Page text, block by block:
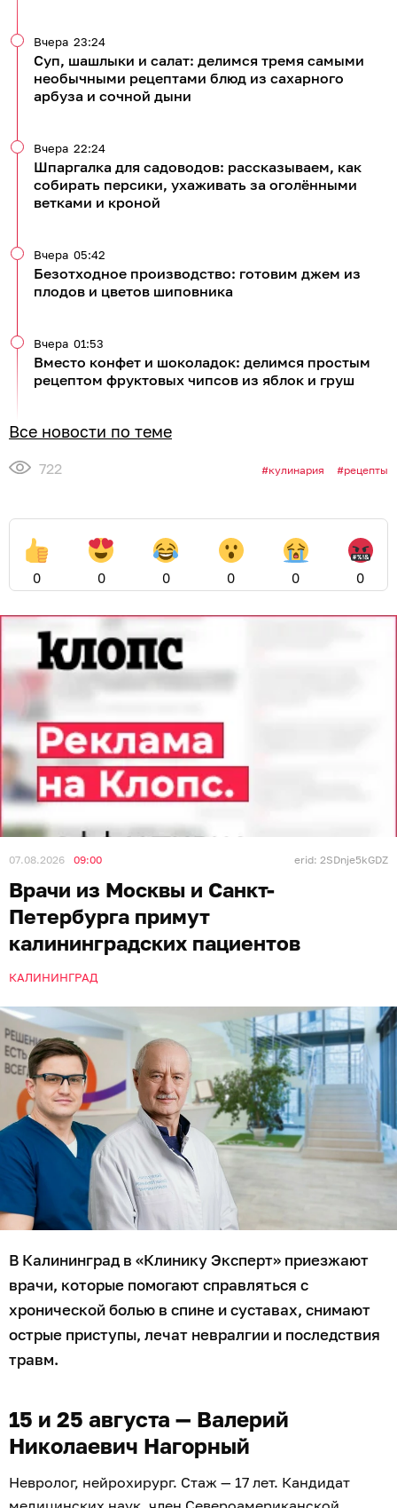
Суп, шашлыки и салат: делимся тремя самыми
необычными рецептами блюд из сахарного
арбуза и сочной дыни
Вчера 23:24
Шпаргалка для садоводов: рассказываем, как
собирать персики, ухаживать за оголёнными
ветками и кроной
Вчера 22:24
Безотходное производство: готовим джем из
плодов и цветов шиповника
Вчера 05:42
Вместо конфет и шоколадок: делимся простым
рецептом фруктовых чипсов из яблок и груш
Вчера 01:53
Все новости по теме
722 кулинария рецепты
0 0 0 0 0 0
07.08.2026 09:00 erid: 2SDnje5kGDZ
Врачи из Москвы и Санкт-
Петербурга примут
калининградских пациентов
КАЛИНИНГРАД
В Калининград в «Клинику Эксперт» приезжают
врачи, которые помогают справляться с
хронической болью в спине и суставах, снимают
острые приступы, лечат невралгии и последствия
травм.
15 и 25 августа — Валерий
Николаевич Нагорный
Невролог, нейрохирург. Стаж — 17 лет. Кандидат